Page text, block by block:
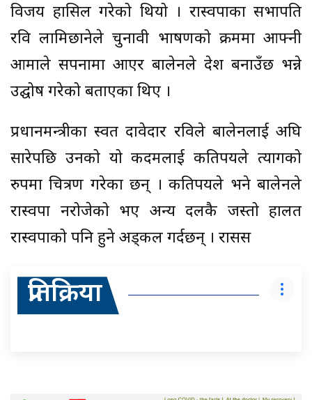
विजय हासिल गरेको थियो । रास्वपाका सभापति
रवि लामिछानेले चुनावी भाषणको क्रममा आफ्नी
आमाले सपनामा आएर बालेनले देश बनाउँछ भन्ने
उद्घोष गरेको बताएका थिए ।
प्रधानमन्त्रीका स्वत दावेदार रविले बालेनलाई अघि
सारेपछि उनको यो कदमलाई कतिपयले त्यागको
रुपमा चित्रण गरेका छन् । कतिपयले भने बालेनले
रास्वपा नरोजेको भए अन्य दलकै जस्तो हालत
रास्वपाको पनि हुने अड्कल गर्दछन् । रासस
प्रतिक्रिया